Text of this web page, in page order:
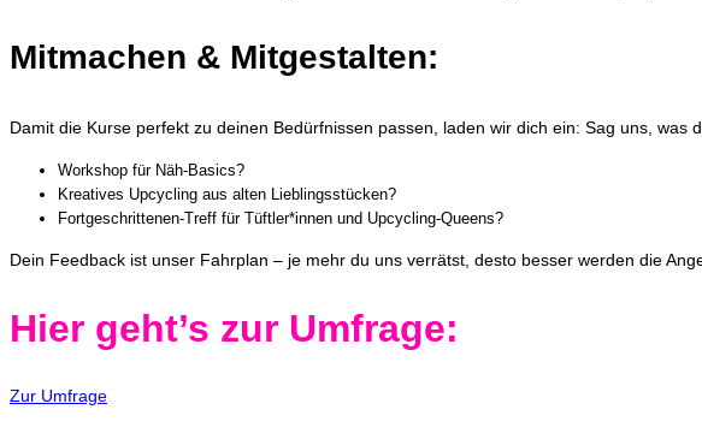
Mitmachen & Mitgestalten:
Damit die Kurse perfekt zu deinen Bedürfnissen passen, laden wir dich ein: Sag uns, was
Workshop für Näh-Basics?
Kreatives Upcycling aus alten Lieblingsstücken?
Fortgeschrittenen-Treff für Tüftler*innen und Upcycling-Queens?
Dein Feedback ist unser Fahrplan – je mehr du uns verrätst, desto besser werden die
Hier geht’s zur Umfrage:
Zur Umfrage